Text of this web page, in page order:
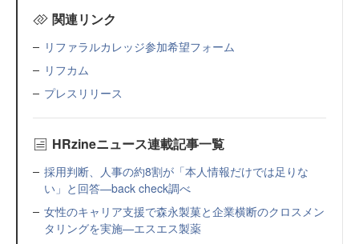
関連リンク
リファラルカレッジ参加希望フォーム
リフカム
プレスリリース
HRzineニュース連載記事一覧
採用判断、人事の約8割が「本人情報だけでは足りな
い」と回答—back check調べ
女性のキャリア支援で森永製菓と企業横断のクロスメン
タリングを実施—エスエス製薬